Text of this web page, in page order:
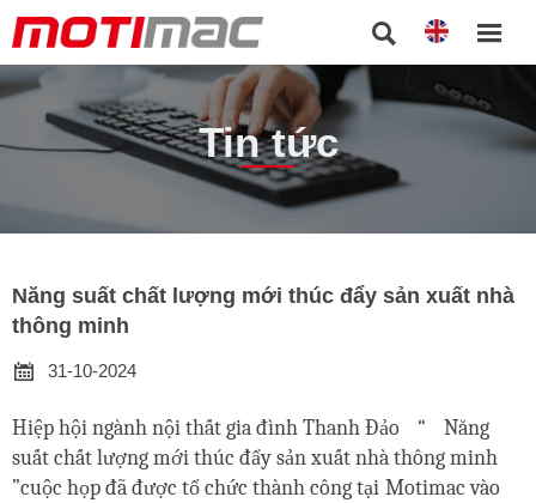
 
Tin tức
Năng suất chất lượng mới thúc đẩy sản xuất nhà
thông minh

31-10-2024
Hiệp hội ngành nội thất gia đình Thanh Đảo “
Năng
suất chất lượng mới thúc đẩy sản xuất nhà thông minh
”cuộc họp đã được tổ chức thành công tại Motimac vào